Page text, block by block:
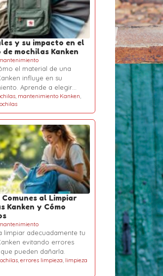
y su impacto en el
de mochilas Kanken
el material de una
influye en su
Aprende a elegir…
, mantenimiento Kanken,
al Limpiar
Kanken y Cómo
limpiar adecuadamente tu
evitando errores
pueden dañarla.
, errores limpieza, limpieza